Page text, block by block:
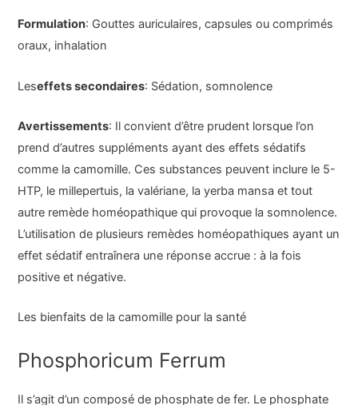
Formulation: Gouttes auriculaires, capsules ou comprimés
oraux, inhalation
Leseffets secondaires: Sédation, somnolence
Avertissements: Il convient d’être prudent lorsque l’on
prend d’autres suppléments ayant des effets sédatifs
comme la camomille. Ces substances peuvent inclure le 5-
HTP, le millepertuis, la valériane, la yerba mansa et tout
autre remède homéopathique qui provoque la somnolence.
L’utilisation de plusieurs remèdes homéopathiques ayant un
effet sédatif entraînera une réponse accrue : à la fois
positive et négative.
Les bienfaits de la camomille pour la santé
Phosphoricum Ferrum
Il s’agit d’un composé de phosphate de fer. Le phosphate